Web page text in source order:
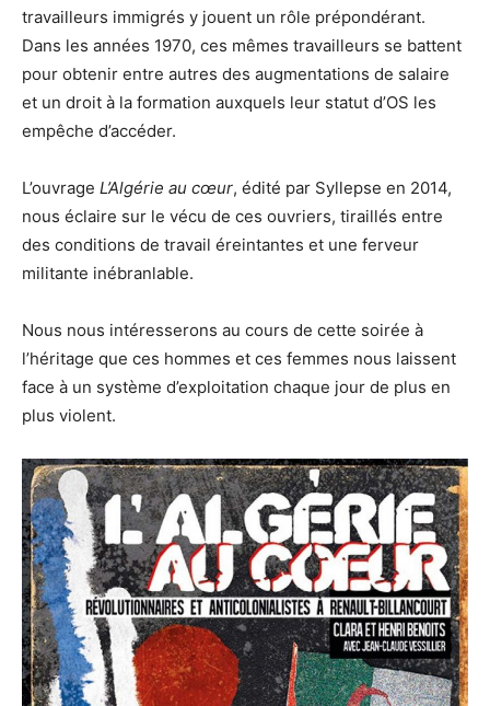
travailleurs immigrés y jouent un rôle prépondérant.
Dans les années 1970, ces mêmes travailleurs se battent
pour obtenir entre autres des augmentations de salaire
et un droit à la formation auxquels leur statut d’OS les
empêche d’accéder.
L’ouvrage L’Algérie au cœur, édité par Syllepse en 2014,
nous éclaire sur le vécu de ces ouvriers, tiraillés entre
des conditions de travail éreintantes et une ferveur
militante inébranlable.
Nous nous intéresserons au cours de cette soirée à
l’héritage que ces hommes et ces femmes nous laissent
face à un système d’exploitation chaque jour de plus en
plus violent.